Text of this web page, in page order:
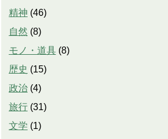
精神 (46)
自然 (8)
モノ・道具 (8)
歴史 (15)
政治 (4)
旅行 (31)
文学 (1)